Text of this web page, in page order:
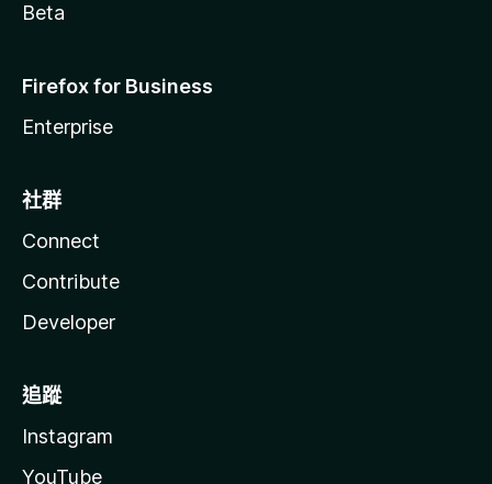
Beta
Firefox for Business
Enterprise
社群
Connect
Contribute
Developer
追蹤
Instagram
YouTube